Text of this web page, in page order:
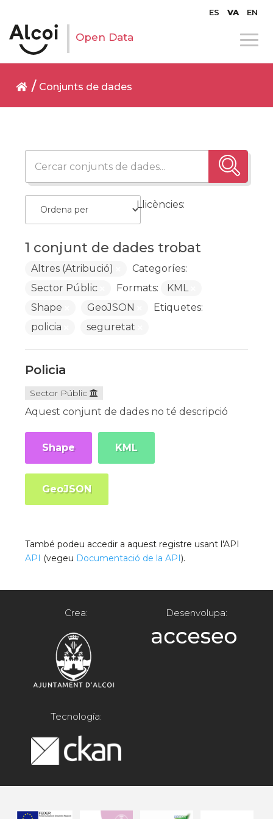
ES VA EN
Open Data
Conjunts de dades
1 conjunt de dades trobat
Llicències:
Altres (Atribució)
Categoríes:
Sector Públic
Formats:
KML
Shape
GeoJSON
Etiquetes:
policia
seguretat
Policia
Sector Públic
Aquest conjunt de dades no té descripció
Shape KML
GeoJSON
També podeu accedir a aquest registre usant l'API
API (vegeu Documentació de la API).
Crea: Desenvolupa:
Tecnología: